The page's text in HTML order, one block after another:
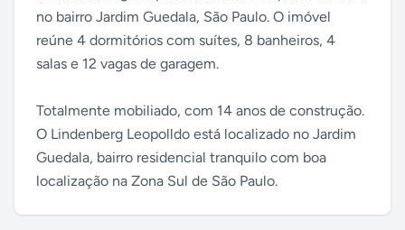
no bairro Jardim Guedala, São Paulo. O imóvel
reúne 4 dormitórios com suítes, 8 banheiros, 4
salas e 12 vagas de garagem.
Totalmente mobiliado, com 14 anos de construção.
O Lindenberg Leopolldo está localizado no Jardim
Guedala, bairro residencial tranquilo com boa
localização na Zona Sul de São Paulo.